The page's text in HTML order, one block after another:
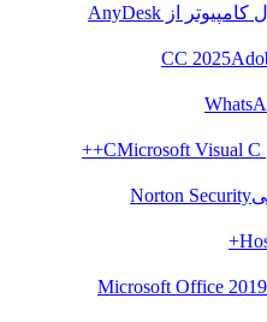
کامپیوتر از AnyDesk
Microsoft Visual C++
Norton Security